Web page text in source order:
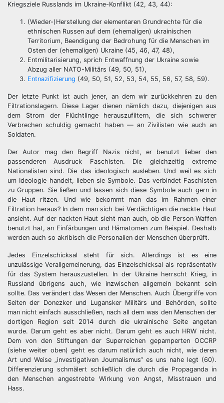
Kriegsziele Russlands im Ukraine-Konflikt (42, 43, 44):
(Wieder-)Herstellung der elementaren Grundrechte für die
ethnischen Russen auf dem (ehemaligen) ukrainischen
Territorium, Beendigung der Bedrohung für die Menschen im
Osten der (ehemaligen) Ukraine (45, 46, 47, 48),
Entmilitarisierung, sprich Entwaffnung der Ukraine sowie
Abzug aller NATO-Militärs (49, 50, 51),
Entnazifizierung (49, 50, 51, 52, 53, 54, 55, 56, 57, 58, 59).
Der letzte Punkt ist auch jener, an dem wir zurückkehren zu den
Filtrationslagern. Diese Lager dienen nämlich dazu, diejenigen aus
dem Strom der Flüchtlinge herauszufiltern, die sich schwerer
Verbrechen schuldig gemacht haben — an Zivilisten wie auch an
Soldaten.
Der Autor mag den Begriff Nazis nicht, er benutzt lieber den
passenderen Ausdruck Faschisten. Die gleichzeitig extreme
Nationalisten sind. Die das ideologisch ausleben. Und weil es sich
um Ideologie handelt, lieben sie Symbole. Das verbindet Faschisten
zu Gruppen. Sie ließen und lassen sich diese Symbole auch gern in
die Haut ritzen. Und wie bekommt man das im Rahmen einer
Filtration heraus? In dem man sich bei Verdächtigen die nackte Haut
ansieht. Auf der nackten Haut sieht man auch, ob die Person Waffen
benutzt hat, an Einfärbungen und Hämatomen zum Beispiel. Deshalb
werden auch so akribisch die Personalien der Menschen überprüft.
Jedes Einzelschicksal steht für sich. Allerdings ist es eine
unzulässige Verallgemeinerung, das Einzelschicksal als repräsentativ
für das System herauszustellen. In der Ukraine herrscht Krieg, in
Russland übrigens auch, wie inzwischen allgemein bekannt sein
sollte. Das verändert das Wesen der Menschen. Auch Übergriffe von
Seiten der Donezker und Lugansker Militärs und Behörden, sollte
man nicht einfach ausschließen, nach all dem was den Menschen der
dortigen Region seit 2014 durch die ukrainische Seite angetan
wurde. Darum geht es aber nicht. Darum geht es auch HRW nicht.
Dem von den Stiftungen der Superreichen gepamperten OCCRP
(siehe weiter oben) geht es darum natürlich auch nicht, wie deren
Art und Weise „investigativen Journalismus“ es uns nahe legt (60).
Differenzierung schmälert schließlich die durch die Propaganda in
den Menschen angestrebte Wirkung von Angst, Misstrauen und
Hass.